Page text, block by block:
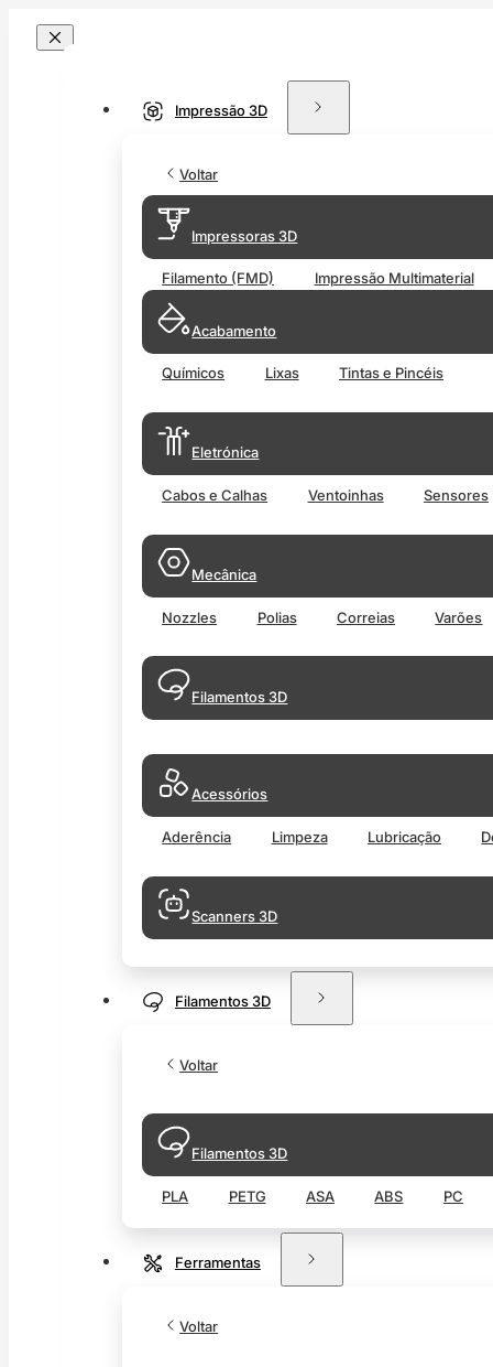
Impressão 3D
Voltar
Impressoras 3D
Filamento (FMD) Impressão Multimaterial
Acabamento
Químicos Lixas Tintas e Pincéis
Eletrónica
Cabos e Calhas Ventoinhas Sensores
Mecânica
Nozzles Polias Correias Varões
Filamentos 3D
Acessórios
Aderência Limpeza Lubricação
Scanners 3D
Filamentos 3D
Voltar
Filamentos 3D
PLA PETG ASA ABS PC
Ferramentas
Voltar